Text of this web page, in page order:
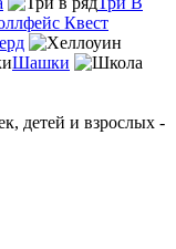
Квест
Шашки
детей и взрослых -